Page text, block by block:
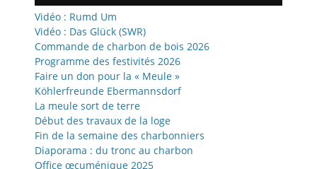
Vidéo : Rumd Um
Vidéo : Das Glück (SWR)
Commande de charbon de bois 2026
Programme des festivités 2026
Faire un don pour la « Meule »
Köhlerfreunde Ebermannsdorf
La meule sort de terre
Début des travaux de la loge
Fin de la semaine des charbonniers
Diaporama : du tronc au charbon
Office œcuménique 2025